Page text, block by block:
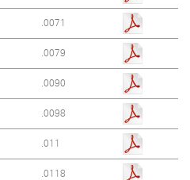
.0071
.0079
.0090
.0098
.011
.0118